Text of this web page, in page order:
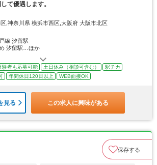
て優遇します。
,神奈川県 横浜市西区,大阪府 大阪市北区
線 汐留駅
汐留駅…ほか
験者も応募可能 土日休み（相談可含む）
駅チカ
年間休日120日以上 WEB面接OK
見る この求人に興味がある
保存する